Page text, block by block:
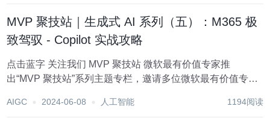
MVP 聚技站｜生成式 AI 系列（五）：M365 极
致驾驭 - Copilot 实战攻略
点击蓝字 关注我们 MVP 聚技站 微软最有价值专家推
出“MVP 聚技站”系列主题专栏，邀请多位微软最有价值专
术课程讲解与实践经验分享，帮助大家更快掌握最新的技术
AIGC 2024-06-08 人工智能 1194阅读